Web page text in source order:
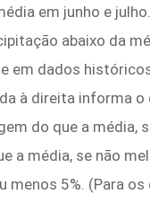
em junho e
abaixo da
em dados
à direita informa
do que a média,
a média, se não
5%. (Para